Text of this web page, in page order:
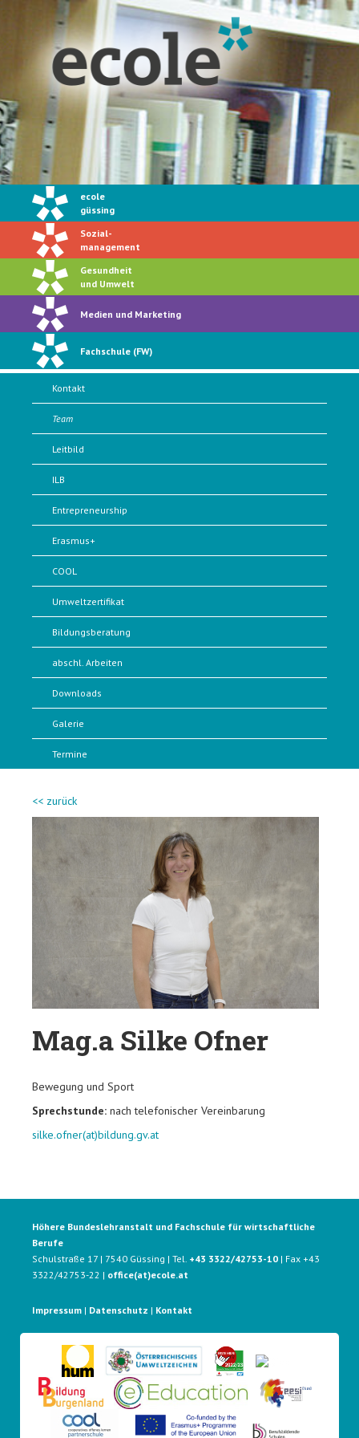
ecole
güssing
Sozial-
management
Gesundheit
und Umwelt
Medien und Marketing
Fachschule (FW)
Kontakt
Team
Leitbild
ILB
Entrepreneurship
Erasmus+
COOL
Umweltzertifikat
Bildungsberatung
abschl. Arbeiten
Downloads
Galerie
Termine
<< zurück
Mag.a Silke Ofner
Bewegung und Sport
Sprechstunde: nach telefonischer Vereinbarung
silke.ofner(at)bildung.gv.at
Höhere Bundeslehranstalt und Fachschule für wirtschaftliche
Berufe
Schulstraße 17 | 7540 Güssing | Tel. +43 3322/42753-10 | Fax +43
3322/42753-22 | office(at)ecole.at
Impressum | Datenschutz | Kontakt